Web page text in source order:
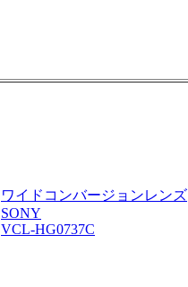
ワイドコンバージョンレンズ
SONY
VCL-HG0737C